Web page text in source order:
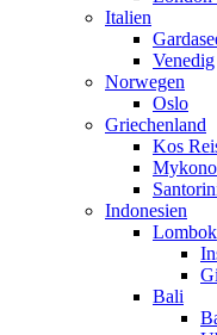
Italien
Venedig
Norwegen
Oslo
Griechenland
Kos
Indonesien
Lombok
Bali